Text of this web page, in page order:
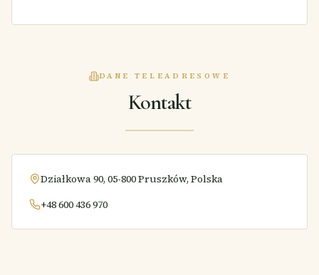
DANE TELEADRESOWE
Kontakt
Działkowa 90, 05-800 Pruszków, Polska
+48 600 436 970